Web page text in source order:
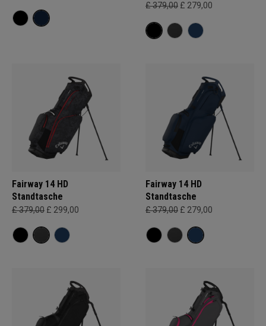
£ 379,00 £ 279,00
Fairway 14 HD
Standtasche
£ 379,00 £ 299,00
Fairway 14 HD
Standtasche
£ 379,00 £ 279,00